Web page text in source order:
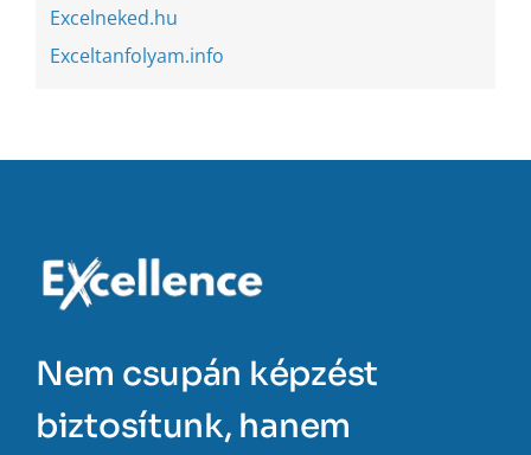
Excelneked.hu
Exceltanfolyam.info
Nem csupán képzést
biztosítunk, hanem